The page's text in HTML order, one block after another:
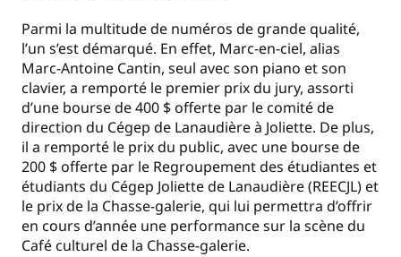
Parmi la multitude de numéros de grande qualité,
l’un s’est démarqué. En effet, Marc-en-ciel, alias
Marc-Antoine Cantin, seul avec son piano et son
clavier, a remporté le premier prix du jury, assorti
d’une bourse de 400 $ offerte par le comité de
direction du Cégep de Lanaudière à Joliette. De plus,
il a remporté le prix du public, avec une bourse de
200 $ offerte par le Regroupement des étudiantes et
étudiants du Cégep Joliette de Lanaudière (REECJL) et
le prix de la Chasse-galerie, qui lui permettra d’offrir
en cours d’année une performance sur la scène du
Café culturel de la Chasse-galerie.